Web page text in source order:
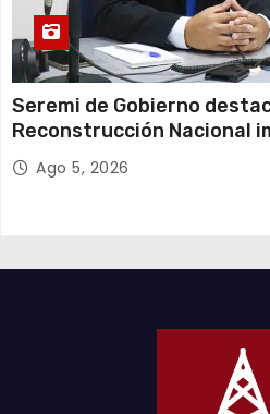
Seremi de Gobierno
Reconstrucción Nacional
y el empleo en Tarapacá
Ago 5, 2026